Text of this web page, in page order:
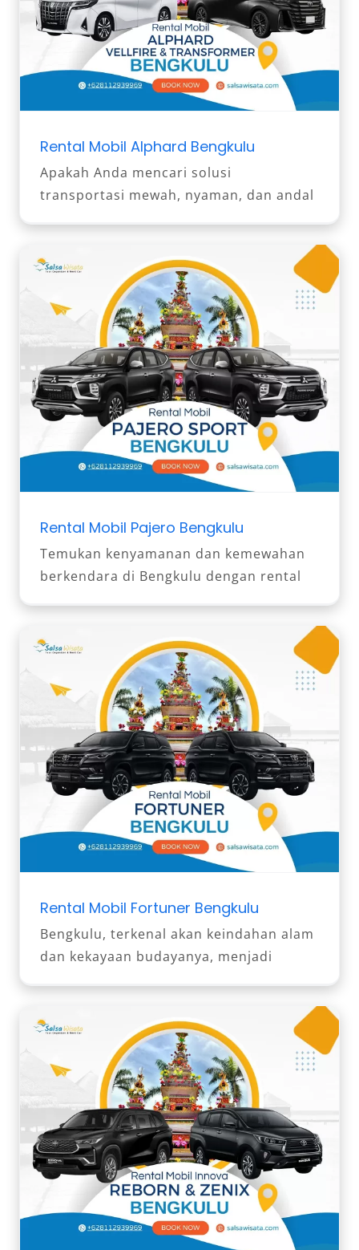
Rental Mobil Alphard Bengkulu
Apakah Anda mencari solusi
transportasi mewah, nyaman, dan andal
Rental Mobil Pajero Bengkulu
Temukan kenyamanan dan kemewahan
berkendara di Bengkulu dengan rental
Rental Mobil Fortuner Bengkulu
Bengkulu, terkenal akan keindahan alam
dan kekayaan budayanya, menjadi